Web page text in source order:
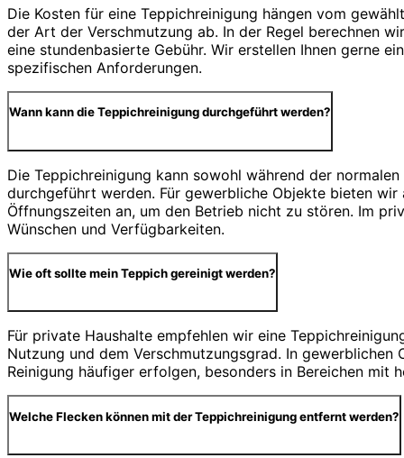
Die Kosten für eine Teppichreinigung hängen vom
der Art der Verschmutzung ab. In der Regel berechnen
eine stundenbasierte Gebühr. Wir erstellen Ihnen gerne
spezifischen Anforderungen.
Wann kann die Teppichreinigung durchgeführt werden?
Die Teppichreinigung kann sowohl während der
durchgeführt werden. Für gewerbliche Objekte bieten wir
Öffnungszeiten an, um den Betrieb nicht zu stören. Im
Wünschen und Verfügbarkeiten.
Wie oft sollte mein Teppich gereinigt werden?
Für private Haushalte empfehlen wir eine
Nutzung und dem Verschmutzungsgrad. In
Reinigung häufiger erfolgen, besonders in Bereichen mit
Welche Flecken können mit der Teppichreinigung entfernt werden?